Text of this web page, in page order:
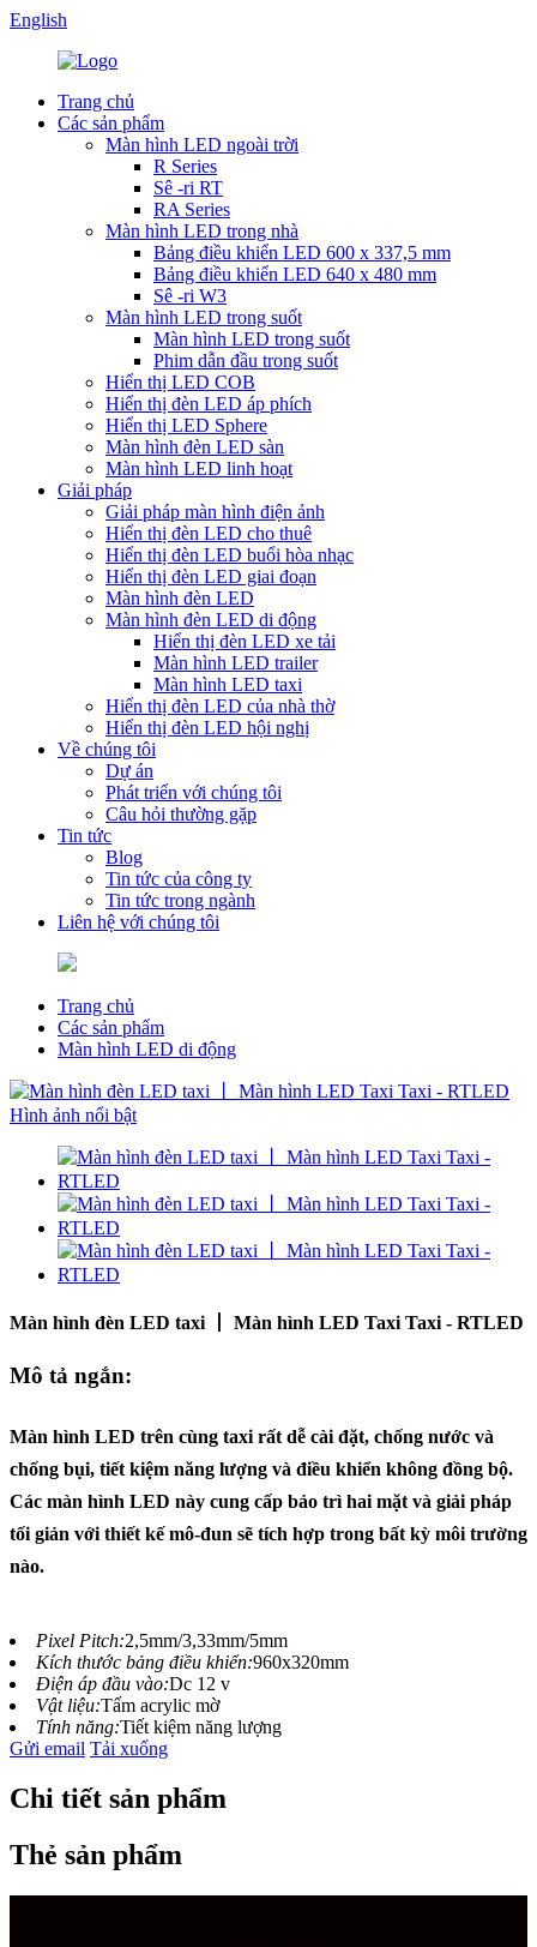
English
Trang chủ
Các sản phẩm
Màn hình LED ngoài trời
R Series
Sê -ri RT
RA Series
Màn hình LED trong nhà
Bảng điều khiển LED 600 x 337,5 mm
Bảng điều khiển LED 640 x 480 mm
Sê -ri W3
Màn hình LED trong suốt
Màn hình LED trong suốt
Phim dẫn đầu trong suốt
Hiển thị LED COB
Hiển thị đèn LED áp phích
Hiển thị LED Sphere
Màn hình đèn LED sàn
Màn hình LED linh hoạt
Giải pháp
Giải pháp màn hình điện ảnh
Hiển thị đèn LED cho thuê
Hiển thị đèn LED buổi hòa nhạc
Hiển thị đèn LED giai đoạn
Màn hình đèn LED
Màn hình đèn LED di động
Hiển thị đèn LED xe tải
Màn hình LED trailer
Màn hình LED taxi
Hiển thị đèn LED của nhà thờ
Hiển thị đèn LED hội nghị
Về chúng tôi
Dự án
Phát triển với chúng tôi
Câu hỏi thường gặp
Tin tức
Blog
Tin tức của công ty
Tin tức trong ngành
Liên hệ với chúng tôi
Trang chủ
Các sản phẩm
Màn hình LED di động
Màn hình đèn LED taxi 丨 Màn hình LED Taxi Taxi - RTLED
Mô tả ngắn:
Màn hình LED trên cùng taxi rất dễ cài đặt, chống nước và
chống bụi, tiết kiệm năng lượng và điều khiển không đồng bộ.
Các màn hình LED này cung cấp bảo trì hai mặt và giải pháp
tối giản với thiết kế mô-đun sẽ tích hợp trong bất kỳ môi trường
nào.
Pixel Pitch:2,5mm/3,33mm/5mm
Kích thước bảng điều khiển:960x320mm
Điện áp đầu vào:Dc 12 v
Vật liệu:Tấm acrylic mờ
Tính năng:Tiết kiệm năng lượng
Gửi email Tải xuống
Chi tiết sản phẩm
Thẻ sản phẩm